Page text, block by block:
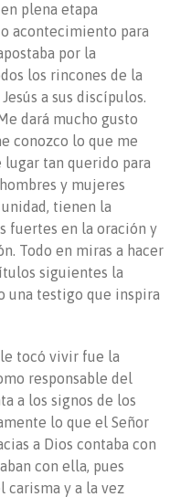
plena etapa
acontecimiento para
por la
los rincones de la
a sus discípulos.
dará mucho gusto
conozco lo que me
lugar tan querido para
y mujeres
tienen la
fuertes en la oración y
Todo en miras a hacer
siguientes la
una testigo que inspira
tocó vivir fue la
responsable del
a los signos de los
lo que el Señor
a Dios contaba con
con ella, pues
carisma y a la vez